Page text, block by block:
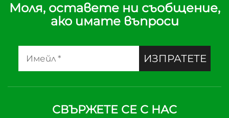
Моля, оставете ни съобщение,
ако имате въпроси
ИЗПРАТЕТЕ
СВЪРЖЕТЕ СЕ С НАС